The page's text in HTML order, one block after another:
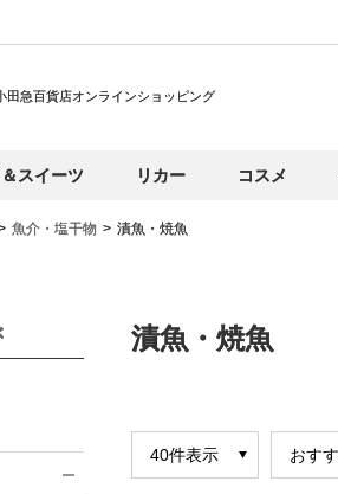
田急百貨店オンラインショッピング
スイーツ リカー コスメ
魚介・塩干物 漬魚・焼魚
漬魚・焼魚